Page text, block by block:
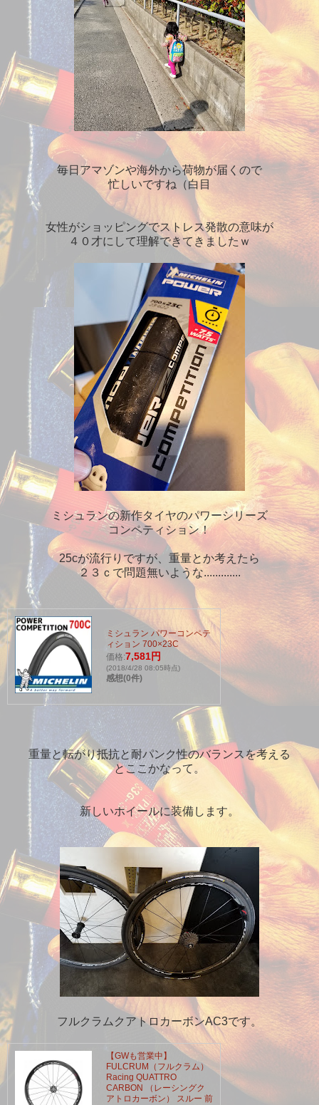
毎日アマゾンや海外から荷物が届くので
忙しいですね（白目
女性がショッピングでストレス発散の意味が
４０才にして理解できてきましたｗ
ミシュランの新作タイヤのパワーシリーズ
コンペティション！
25cが流行りですが、重量とか考えたら
２３ｃで問題無いような.............
ミシュラン パワーコンペテ
ィション 700×23C
価格:7,581円
(2018/4/28 08:05時点)
感想(0件)
重量と転がり抵抗と耐パンク性のバランスを考える
とここかなって。
新しいホイールに装備します。
フルクラムクアトロカーボンAC3です。
【GWも営業中】
FULCRUM（フルクラム）
Racing QUATTRO
CARBON （レーシングク
アトロカーボン） スルー 前